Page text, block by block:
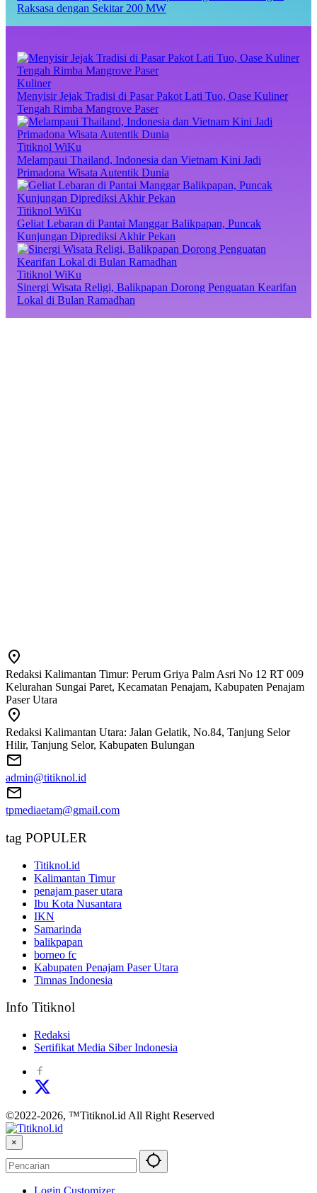
Raksasa dengan Sekitar 200 MW
Kuliner
Menyisir Jejak Tradisi di Pasar Pakot Lati Tuo, Oase Kuliner
Tengah Rimba Mangrove Paser
Titiknol WiKu
Melampaui Thailand, Indonesia dan Vietnam Kini Jadi
Primadona Wisata Autentik Dunia
Titiknol WiKu
Geliat Lebaran di Pantai Manggar Balikpapan, Puncak
Kunjungan Diprediksi Akhir Pekan
Titiknol WiKu
Sinergi Wisata Religi, Balikpapan Dorong Penguatan Kearifan
Lokal di Bulan Ramadhan
Redaksi Kalimantan Timur: Perum Griya Palm Asri No 12 RT 009
Kelurahan Sungai Paret, Kecamatan Penajam, Kabupaten Penajam
Paser Utara
Redaksi Kalimantan Utara: Jalan Gelatik, No.84, Tanjung Selor
Hilir, Tanjung Selor, Kabupaten Bulungan
admin@titiknol.id
tpmediaetam@gmail.com
tag POPULER
Titiknol.id
Kalimantan Timur
penajam paser utara
Ibu Kota Nusantara
IKN
Samarinda
balikpapan
borneo fc
Kabupaten Penajam Paser Utara
Timnas Indonesia
Info Titiknol
Redaksi
Sertifikat Media Siber Indonesia
©2022-2026, ™Titiknol.id All Right Reserved
×
Login Customizer